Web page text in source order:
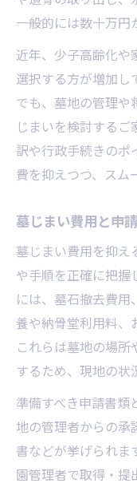
一般的には数十万円
近年、少子高齢化や
選択する方が増加し
でも、墓地の管理や
じまいを検討する
訳や行政手続きのポ
費を抑えつつ、スム
墓じまい費用と申
墓じまい費用を抑
や手順を正確に把握
には、墓石撤去費
養や納骨堂利用料、
これらは墓地の場
するため、現地の状
準備すべき申請書類
地の管理者からの
書などが挙げられま
園管理者で取得・提